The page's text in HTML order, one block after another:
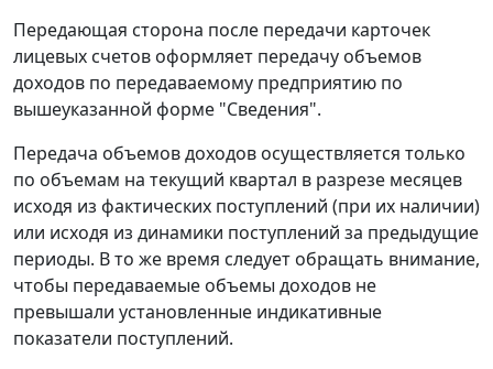
Передающая сторона после передачи карточек
лицевых счетов оформляет передачу объемов
доходов по передаваемому предприятию по
вышеуказанной форме "Сведения".
Передача объемов доходов осуществляется только
по объемам на текущий квартал в разрезе месяцев
исходя из фактических поступлений (при их наличии)
или исходя из динамики поступлений за предыдущие
периоды. В то же время следует обращать внимание,
чтобы передаваемые объемы доходов не
превышали установленные индикативные
показатели поступлений.